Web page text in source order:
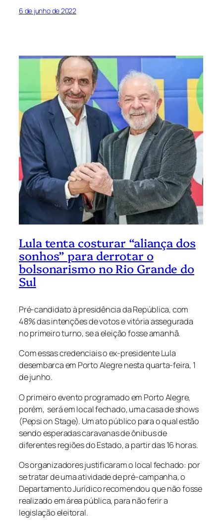
6 de junho de 2022
Lula tenta costurar “aliança dos
sonhos” para derrotar o
bolsonarismo no Rio Grande do
Sul
Pré-candidato à presidência da República, com
48% das intenções de votos e vitória assegurada
no primeiro turno, se a eleição fosse amanhã.
Com essas credenciais o ex-presidente Lula
desembarca em Porto Alegre nesta quarta-feira, 1
de junho.
O primeiro evento programado em Porto Alegre,
porém, será em local fechado, uma casa de shows
(Pepsi on Stage). Um ato público para o qual estão
sendo esperadas caravanas de ônibus de
diferentes regiões do Estado, a partir das 16 horas.
Os organizadores justificaram o local fechado: por
se tratar de uma atividade de pré-campanha, o
Departamento Jurídico recomendou que não fosse
realizado em área pública, para não ferir a
legislação eleitoral.